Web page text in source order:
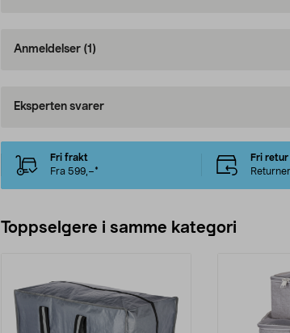
Anmeldelser (1)
Eksperten svarer
Fri frakt
Fra 599,–*
Fri retur
Toppselgere i samme kategori